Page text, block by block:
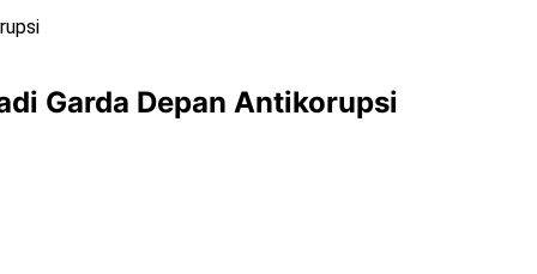
Garda Depan Antikorupsi